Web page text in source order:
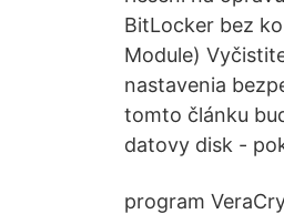
BitLocker bez
Module)
nastavenia
tomto článku
datovy disk -
program